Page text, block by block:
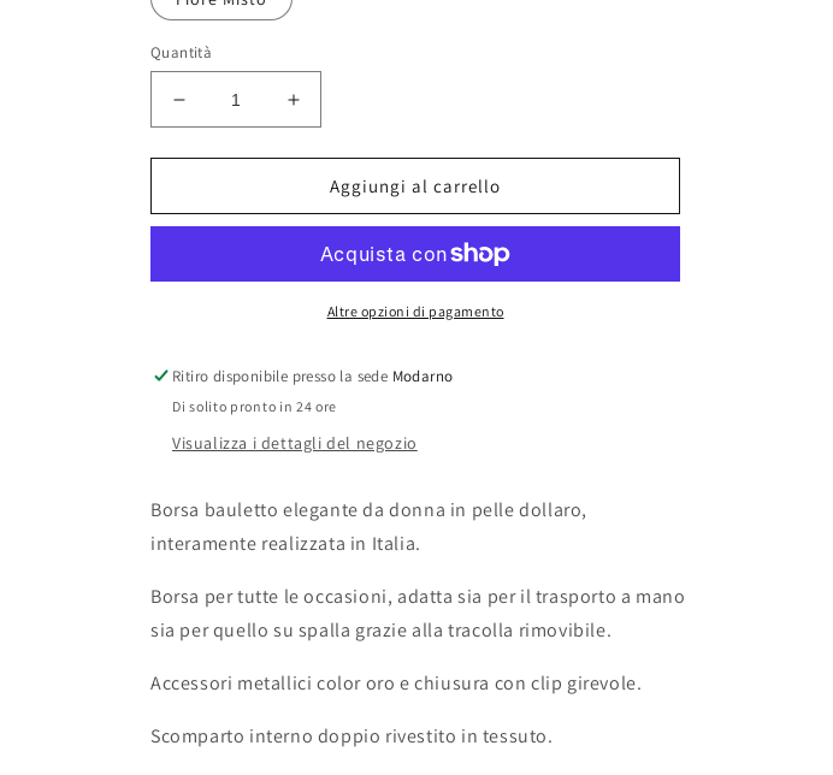
Quantità
Diminuisci
quantità
per
Handbag
a
Tracolla
Bauletto
35x28x16
Fiore)
Aumenta
quantità
per
Modarno
Handbag
Donna
a
Mano
Tracolla
Bauletto
35x28x16
Fiore)
Aggiungi al carrello
Altre opzioni di pagamento
Ritiro disponibile presso la sede Modarno
Di solito pronto in 24 ore
Visualizza i dettagli del negozio
Borsa bauletto elegante da donna in pelle dollaro,
interamente realizzata in Italia.
Borsa per tutte le occasioni, adatta sia per il trasporto a mano
sia per quello su spalla grazie alla tracolla rimovibile.
Accessori metallici color oro e chiusura con clip girevole.
Scomparto interno doppio rivestito in tessuto.